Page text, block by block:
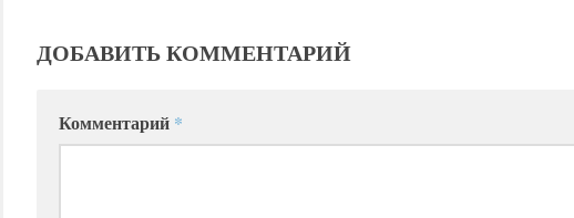
ДОБАВИТЬ КОММЕНТАРИЙ
Комментарий *